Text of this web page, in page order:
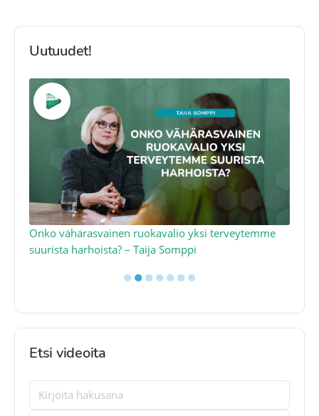
Uutuudet!
Onko vähärasvainen ruokavalio yksi terveytemme
suurista harhoista? – Taija Somppi
●●●●●●●
Etsi videoita